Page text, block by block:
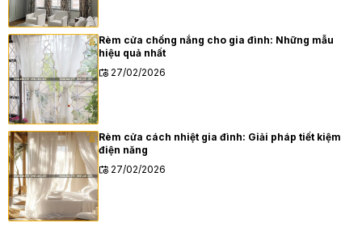
Rèm cửa chống nắng cho gia đình: Những mẫu
hiệu quả nhất
27/02/2026
Rèm cửa cách nhiệt gia đình: Giải pháp tiết kiệm
điện năng
27/02/2026